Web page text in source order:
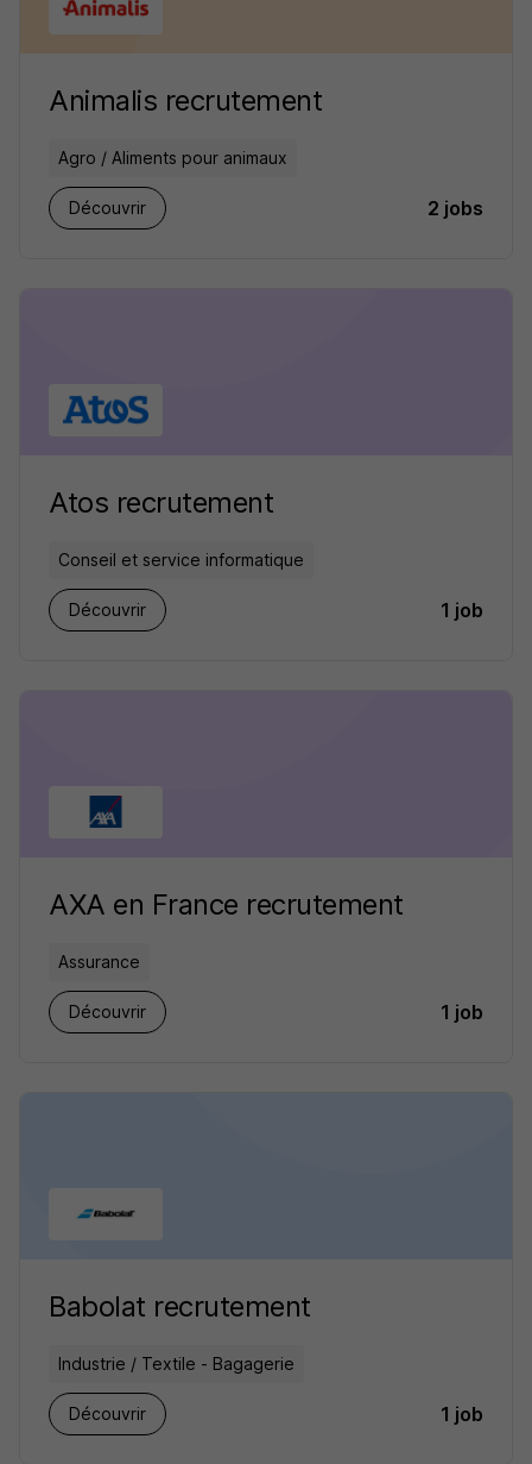
Animalis recrutement
Agro / Aliments pour animaux
Découvrir 2 jobs
Atos recrutement
Conseil et service informatique
Découvrir 1 job
AXA en France recrutement
Assurance
Découvrir 1 job
Babolat recrutement
Industrie / Textile - Bagagerie
Découvrir 1 job